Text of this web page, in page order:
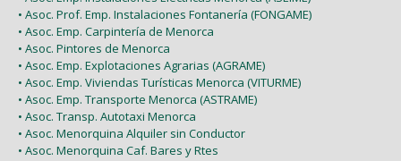
• Asoc. Prof. Emp. Instalaciones Fontanería (FONGAME)
• Asoc. Emp. Carpintería de Menorca
• Asoc. Pintores de Menorca
• Asoc. Emp. Explotaciones Agrarias (AGRAME)
• Asoc. Emp. Viviendas Turísticas Menorca (VITURME)
• Asoc. Emp. Transporte Menorca (ASTRAME)
• Asoc. Transp. Autotaxi Menorca
• Asoc. Menorquina Alquiler sin Conductor
• Asoc. Menorquina Caf. Bares y Rtes